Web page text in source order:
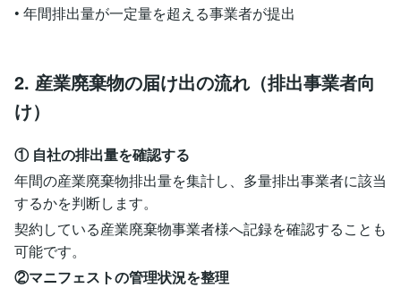
• 年間排出量が一定量を超える事業者が提出
2. 産業廃棄物の届け出の流れ（排出事業者向
け）
① 自社の排出量を確認する
年間の産業廃棄物排出量を集計し、多量排出事業者に該当
するかを判断します。
契約している産業廃棄物事業者様へ記録を確認することも
可能です。
②マニフェストの管理状況を整理